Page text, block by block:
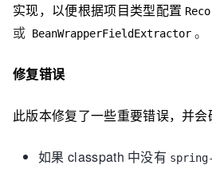
实现，以便根据项目类型配置
或 BeanWrapperFieldExtractor 。
修复错误
此版本修复了一些重要错误，并会
如果 classpath 中没有